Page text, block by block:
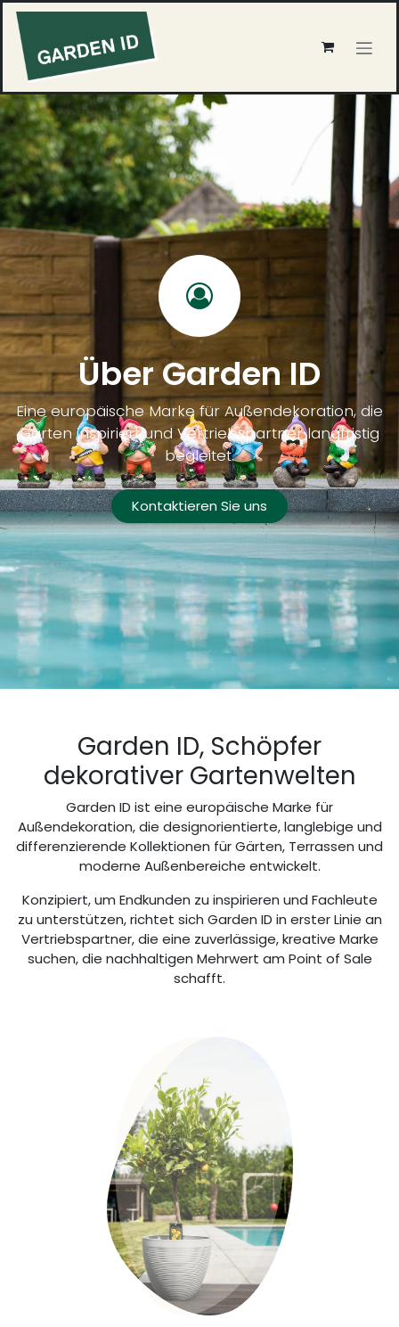
Zum Inhalt springen
Über Garden ID
Eine europäische Marke für Außendekoration, die
Gärten inspiriert und Vertriebspartner langfristig
begleitet.
Kontaktieren Sie uns
Garden ID, Schöpfer
dekorativer Gartenwelten
Garden ID ist eine europäische Marke für
Außendekoration, die designorientierte, langlebige und
differenzierende Kollektionen für Gärten, Terrassen und
moderne Außenbereiche entwickelt.
Konzipiert, um Endkunden zu inspirieren und Fachleute
zu unterstützen, richtet sich Garden ID in erster Linie an
Vertriebspartner, die eine zuverlässige, kreative Marke
suchen, die nachhaltigen Mehrwert am Point of Sale
schafft.